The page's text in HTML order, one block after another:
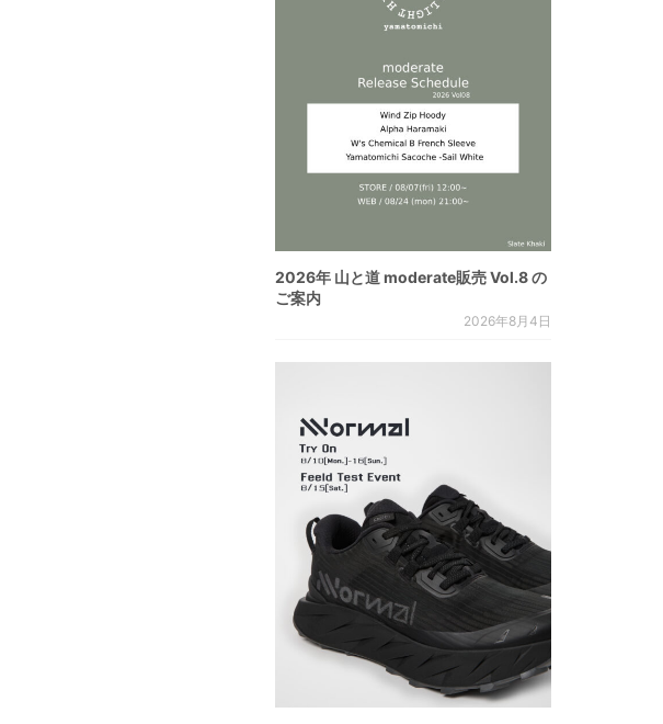
2026年 山と道 moderate販売 Vol.8 の
ご案内
2026年8月4日